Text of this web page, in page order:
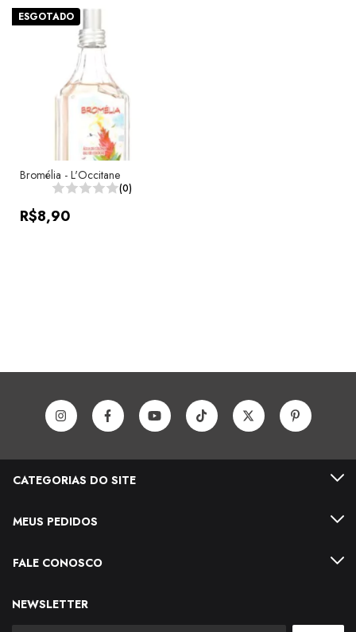
ESGOTADO
Bromélia - L'Occitane
(0)
R$8,90
CATEGORIAS DO SITE
MEUS PEDIDOS
FALE CONOSCO
NEWSLETTER